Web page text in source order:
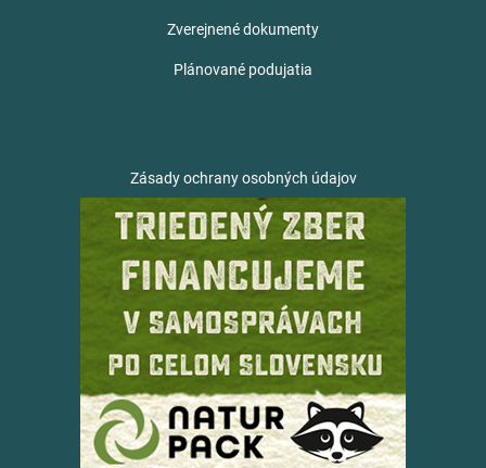
Zverejnené dokumenty
Plánované podujatia
Zásady ochrany osobných údajov